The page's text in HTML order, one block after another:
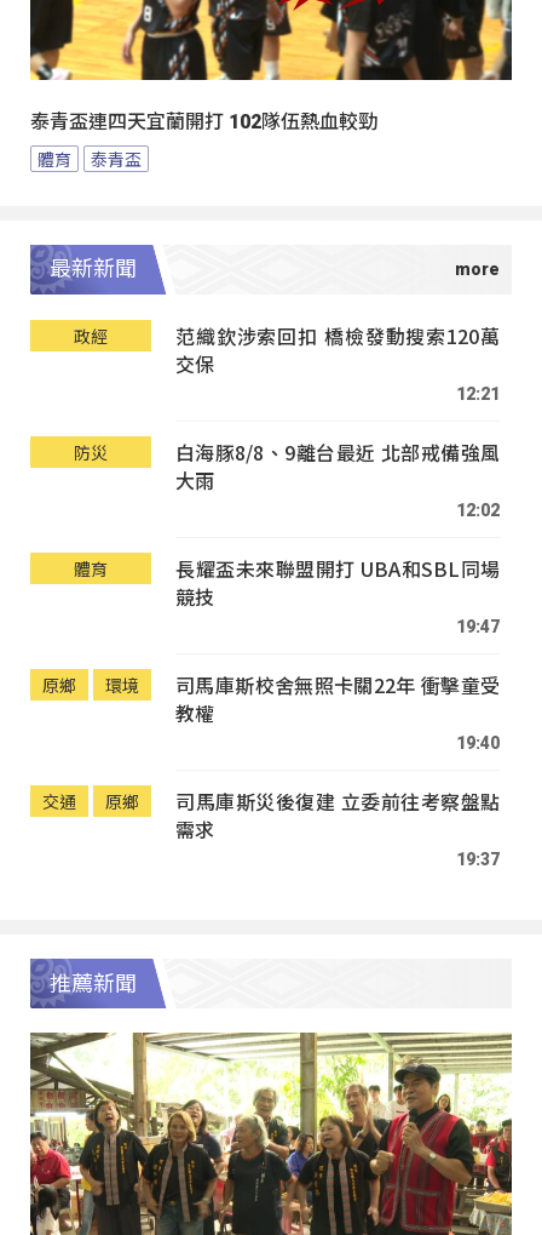
泰青盃連四天宜蘭開打 102隊伍熱血較勁
體育 泰青盃
最新新聞
政經
范織欽涉索回扣 橋檢發動搜索120萬
交保
12:21
防災
白海豚8/8、9離台最近 北部戒備強風
大雨
12:02
體育
長耀盃未來聯盟開打 UBA和SBL同場
競技
19:47
原鄉 環境
司馬庫斯校舍無照卡關22年 衝擊童受
教權
19:40
交通 原鄉
司馬庫斯災後復建 立委前往考察盤點
需求
19:37
推薦新聞